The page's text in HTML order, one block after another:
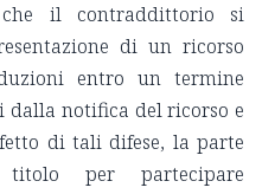
che il contraddittorio si
di un ricorso
entro un termine
dalla notifica del ricorso e
di tali difese, la parte
per partecipare